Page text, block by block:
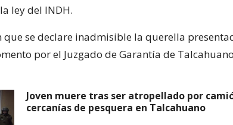
ley del INDH.
que se declare inadmisible la querella
por el Juzgado de Garantía de
Joven muere tras ser atropellado por
cercanías de pesquera en Talcahuano